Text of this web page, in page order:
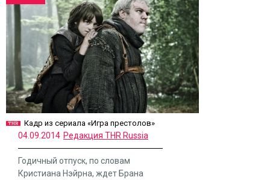
Кадр из сериала «Игра престолов»
04.09.2014 Редакция THR Russia
Годичный отпуск, по словам
Кристиана Нэйрна, ждет Брана